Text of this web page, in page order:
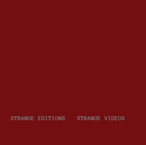
STRANGE EDITIONS STRANGE VIDEOS